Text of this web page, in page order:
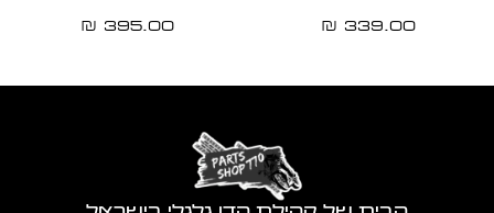
339.00
₪
395.00
₪